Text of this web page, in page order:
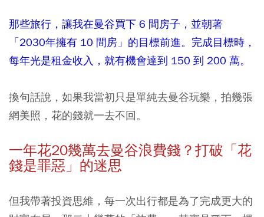
那些旅行，讓我在曼谷買下 6 間房子，並朝著
「2030年擁有 10 間房」的目標前進。完成目標時，
每年光是租金收入，就有機會達到 150 到 200 萬。
換句話說，如果我當初只是單純去曼谷玩樂，拍幾張
網美照，花的錢就一去不回。
一年花20幾萬去曼谷浪費錢？打破「花
錢是罪惡」的迷思
但我帶著投資思維，每一次出行都是為了完成更大的